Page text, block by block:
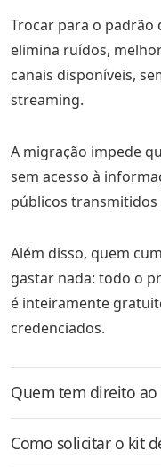
Trocar para o
elimina ruídos,
canais disponíveis,
streaming.
A migração impede
sem acesso à
públicos transmitidos
Além disso, quem
gastar nada: todo o
é inteiramente
credenciados.
Quem tem direito
Como solicitar o kit